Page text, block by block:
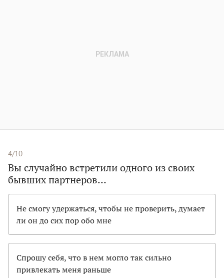
4/10
Вы случайно встретили одного из своих
бывших партнеров…
Не смогу удержаться, чтобы не проверить, думает
ли он до сих пор обо мне
Спрошу себя, что в нем могло так сильно
привлекать меня раньше